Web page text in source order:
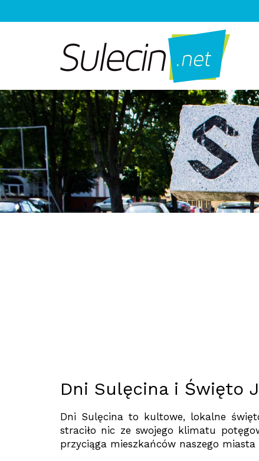
Dni Sulęcina i Święto
Dni Sulęcina to kultowe, lokalne
straciło nic ze swojego klimatu
przyciąga mieszkańców naszego miasta